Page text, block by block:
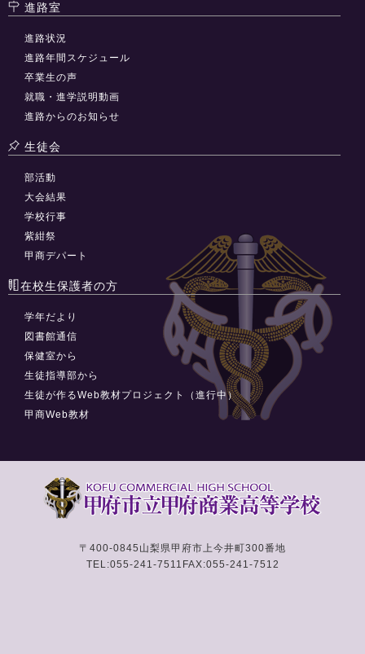
進路室
進路状況
進路年間スケジュール
卒業生の声
就職・進学説明動画
進路からのお知らせ
生徒会
部活動
大会結果
学校行事
紫紺祭
甲商デパート
在校生保護者の方
学年だより
図書館通信
保健室から
生徒指導部から
生徒が作るWeb教材プロジェクト（進行中）
甲商Web教材
〒400-0845 山梨県甲府市上今井町300番地
TEL:055-241-7511 FAX:055-241-7512